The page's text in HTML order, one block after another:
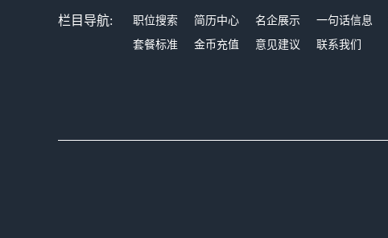
栏目导航: 职位搜索 简历中心 名企展示 一句话信息
套餐标准
金币充值 意见建议 联系我们